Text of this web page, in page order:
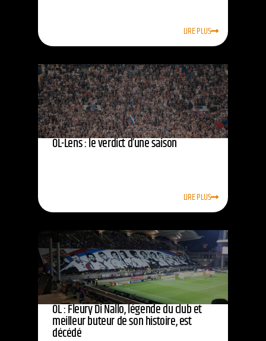
LIRE PLUS
OL-Lens : le verdict d’une saison
LIRE PLUS
OL : Fleury Di Nallo, légende du club et
meilleur buteur de son histoire, est
décédé